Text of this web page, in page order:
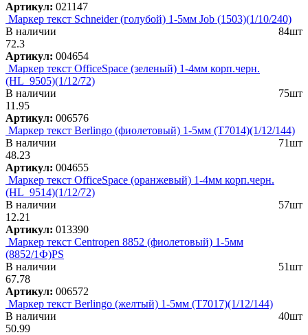
Артикул: 021147
Маркер текст Schneider (голубой) 1-5мм Job (1503)(1/10/240)
В наличии
84шт
72.3
Артикул: 004654
Маркер текст OfficeSpace (зеленый) 1-4мм корп.черн.
(HL_9505)(1/12/72)
В наличии
75шт
11.95
Артикул: 006576
Маркер текст Berlingo (фиолетовый) 1-5мм (T7014)(1/12/144)
В наличии
71шт
48.23
Артикул: 004655
Маркер текст OfficeSpace (оранжевый) 1-4мм корп.черн.
(HL_9514)(1/12/72)
В наличии
57шт
12.21
Артикул: 013390
Маркер текст Centropen 8852 (фиолетовый) 1-5мм
(8852/1Ф)PS
В наличии
51шт
67.78
Артикул: 006572
Маркер текст Berlingo (желтый) 1-5мм (T7017)(1/12/144)
В наличии
40шт
50.99